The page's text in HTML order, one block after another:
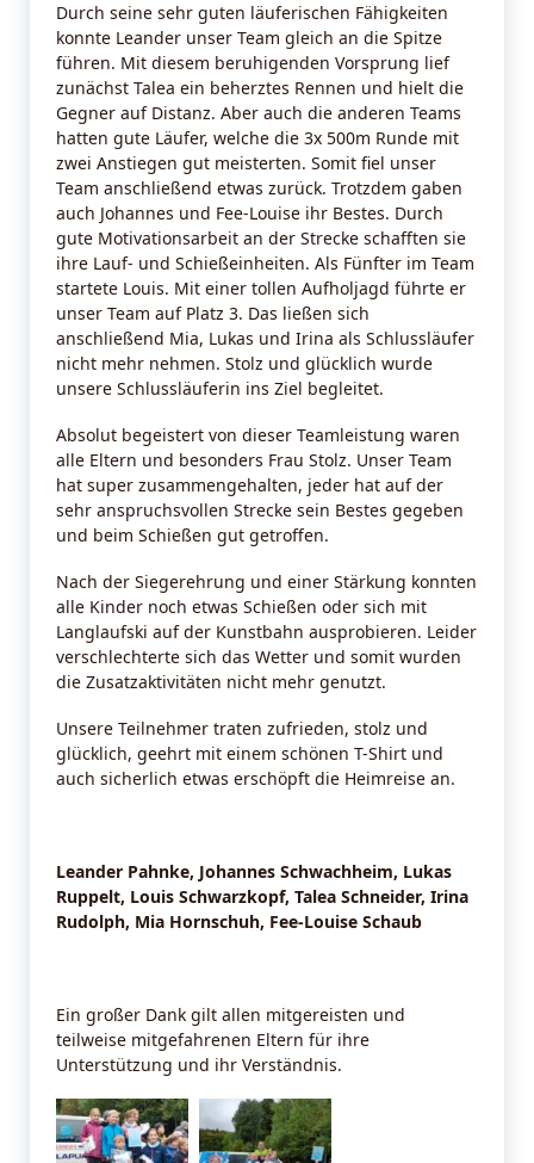
Durch seine sehr guten läuferischen Fähigkeiten
konnte Leander unser Team gleich an die Spitze
führen. Mit diesem beruhigenden Vorsprung lief
zunächst Talea ein beherztes Rennen und hielt die
Gegner auf Distanz. Aber auch die anderen Teams
hatten gute Läufer, welche die 3x 500m Runde mit
zwei Anstiegen gut meisterten. Somit fiel unser
Team anschließend etwas zurück. Trotzdem gaben
auch Johannes und Fee-Louise ihr Bestes. Durch
gute Motivationsarbeit an der Strecke schafften sie
ihre Lauf- und Schießeinheiten. Als Fünfter im Team
startete Louis. Mit einer tollen Aufholjagd führte er
unser Team auf Platz 3. Das ließen sich
anschließend Mia, Lukas und Irina als Schlussläufer
nicht mehr nehmen. Stolz und glücklich wurde
unsere Schlussläuferin ins Ziel begleitet.
Absolut begeistert von dieser Teamleistung waren
alle Eltern und besonders Frau Stolz. Unser Team
hat super zusammengehalten, jeder hat auf der
sehr anspruchsvollen Strecke sein Bestes gegeben
und beim Schießen gut getroffen.
Nach der Siegerehrung und einer Stärkung konnten
alle Kinder noch etwas Schießen oder sich mit
Langlaufski auf der Kunstbahn ausprobieren. Leider
verschlechterte sich das Wetter und somit wurden
die Zusatzaktivitäten nicht mehr genutzt.
Unsere Teilnehmer traten zufrieden, stolz und
glücklich, geehrt mit einem schönen T-Shirt und
auch sicherlich etwas erschöpft die Heimreise an.
Leander Pahnke, Johannes Schwachheim, Lukas
Ruppelt, Louis Schwarzkopf, Talea Schneider, Irina
Rudolph, Mia Hornschuh, Fee-Louise Schaub
Ein großer Dank gilt allen mitgereisten und
teilweise mitgefahrenen Eltern für ihre
Unterstützung und ihr Verständnis.